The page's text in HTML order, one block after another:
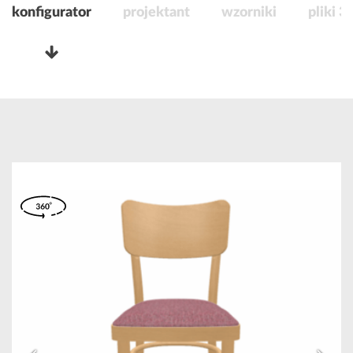
konfigurator projektant wzorniki pliki